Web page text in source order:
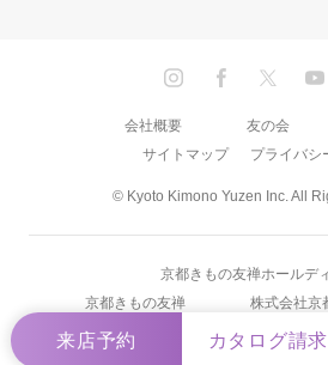
来店予約 カタログ請求
九州
© Kyoto Kimono Yuzen Inc. All
会社概要 友の会
サイトマップ
プライバシ
京都きもの友禅ホールデ
京都きもの友禅
株式会社京